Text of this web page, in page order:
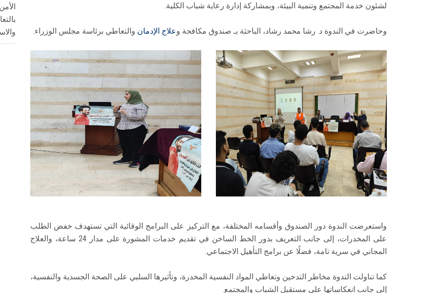
لشئون خدمة المجتمع وتنمية البيئة، وبمشاركة إدارة رعاية شباب الكلية.
وحاضرت في الندوة د. رشا محمد رشاد، الباحثة بـ صندوق مكافحة وعلاج الإدمان والتعاطي برئاسة مجلس الوزراء.
واستعرضت الندوة دور الصندوق وأقسامه المختلفة، مع التركيز على البرامج الوقائية التي تستهدف خفض الطلب
على المخدرات، إلى جانب التعريف بدور الخط الساخن في تقديم خدمات المشورة على مدار 24 ساعة، والعلاج
المجاني في سرية تامة، فضلًا عن برامج التأهيل الاجتماعي.
كما تناولت الندوة مخاطر التدخين وتعاطي المواد النفسية المخدرة، وتأثيرها السلبي على الصحة الجسدية والنفسية،
إلى جانب انعكاساتها على مستقبل الشباب والمجتمع.